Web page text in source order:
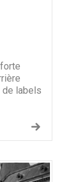
de labels